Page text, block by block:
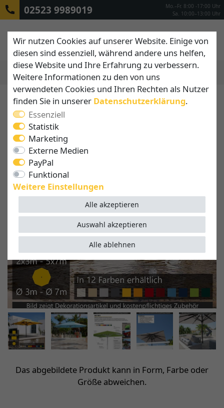
02523 9989019
Mo.–Fr. 8:00 -17:00 Uhr
Sa. 10:00–13:00 Uhr
Das abgebildete Produkt kann in Form, Farbe oder
Größe abweichen.
Wir nutzen Cookies auf unserer Website. Einige von
diesen sind essenziell, während andere uns helfen,
diese Website und Ihre Erfahrung zu verbessern.
Weitere Informationen zu den von uns
verwendeten Cookies und Ihren Rechten als Nutzer
finden Sie in unserer Daten­schutz­erklärung.
Essenziell
Statistik
Marketing
Externe Medien
PayPal
Funktional
Weitere Einstellungen
Alle akzeptieren
Alle ablehnen
Auswahl akzeptieren